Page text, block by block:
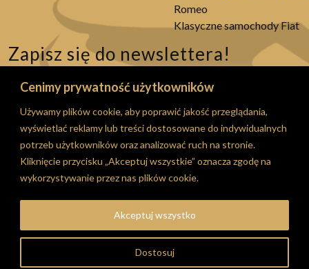
Cenimy prywatność użytkowników
Używamy plików cookie, aby poprawić jakość przeglądania,
wyświetlać reklamy lub treści dostosowane do indywidualnych
potrzeb użytkowników oraz analizować ruch na stronie.
Kliknięcie przycisku „Akceptuj wszystkie” oznacza zgodę na
wykorzystywanie przez nas plików cookie.
Dostosuj
Akceptuj wszystko
Romeo
Klasyczne samochody Fiat
Zapisz się do newslettera!
nowościami!
Wyślij
Wyrażam zgodę na przetwarzanie moich danych
osobowych w celach osobowych i w celach i zakresie
zgodnymi z realizacją usługi Newsletter opisanej w